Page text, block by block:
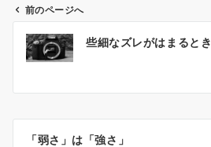
前のページへ
些細なズレがはまるとき
「弱さ」は「強さ」